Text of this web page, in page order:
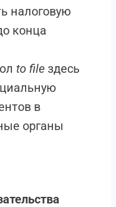
налоговую
конца
to file здесь
в
органы